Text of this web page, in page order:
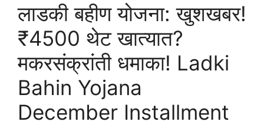
लाडकी बहीण योजना: खुशखबर!
₹4500 थेट खात्यात?
मकरसंक्रांती धमाका! Ladki
Bahin Yojana
December Installment